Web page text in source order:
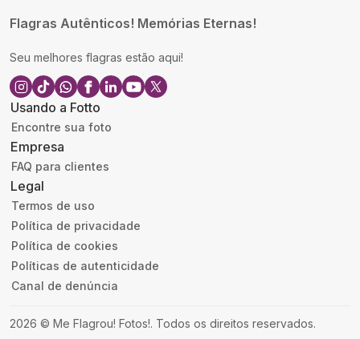
Flagras Autênticos! Memórias Eternas!
Seu melhores flagras estão aqui!
Usando a Fotto
Encontre sua foto
Empresa
FAQ para clientes
Legal
Termos de uso
Política de privacidade
Política de cookies
Políticas de autenticidade
Canal de denúncia
2026 © Me Flagrou! Fotos!. Todos os direitos reservados.